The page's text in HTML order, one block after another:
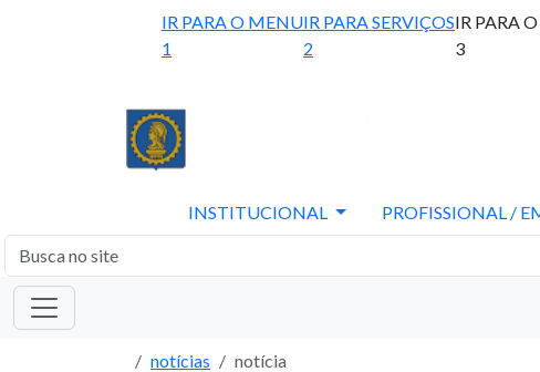
IR PARA O MENU
1
IR PARA SERVIÇOS
2
IR PARA
3
INSTITUCIONAL PROFISSIONAL /
notícias notícia